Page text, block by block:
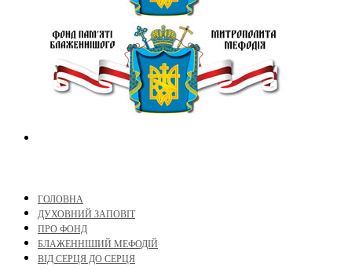
ГОЛОВНА
ДУХОВНИЙ ЗАПОВІТ
ПРО ФОНД
БЛАЖЕННІШИЙ МЕФОДІЙ
ВІД СЕРЦЯ ДО СЕРЦЯ